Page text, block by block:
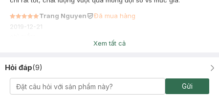
Trang Nguyen
Đã mua hàng
2019-12-21
Xem tất cả
Hỏi đáp(9)
Gửi